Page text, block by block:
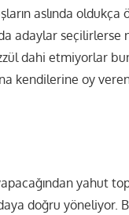
aslında
adaylar seçilirlerse
dahi etmiyorlar
kendilerine oy
yahut
doğru yöneliyor.